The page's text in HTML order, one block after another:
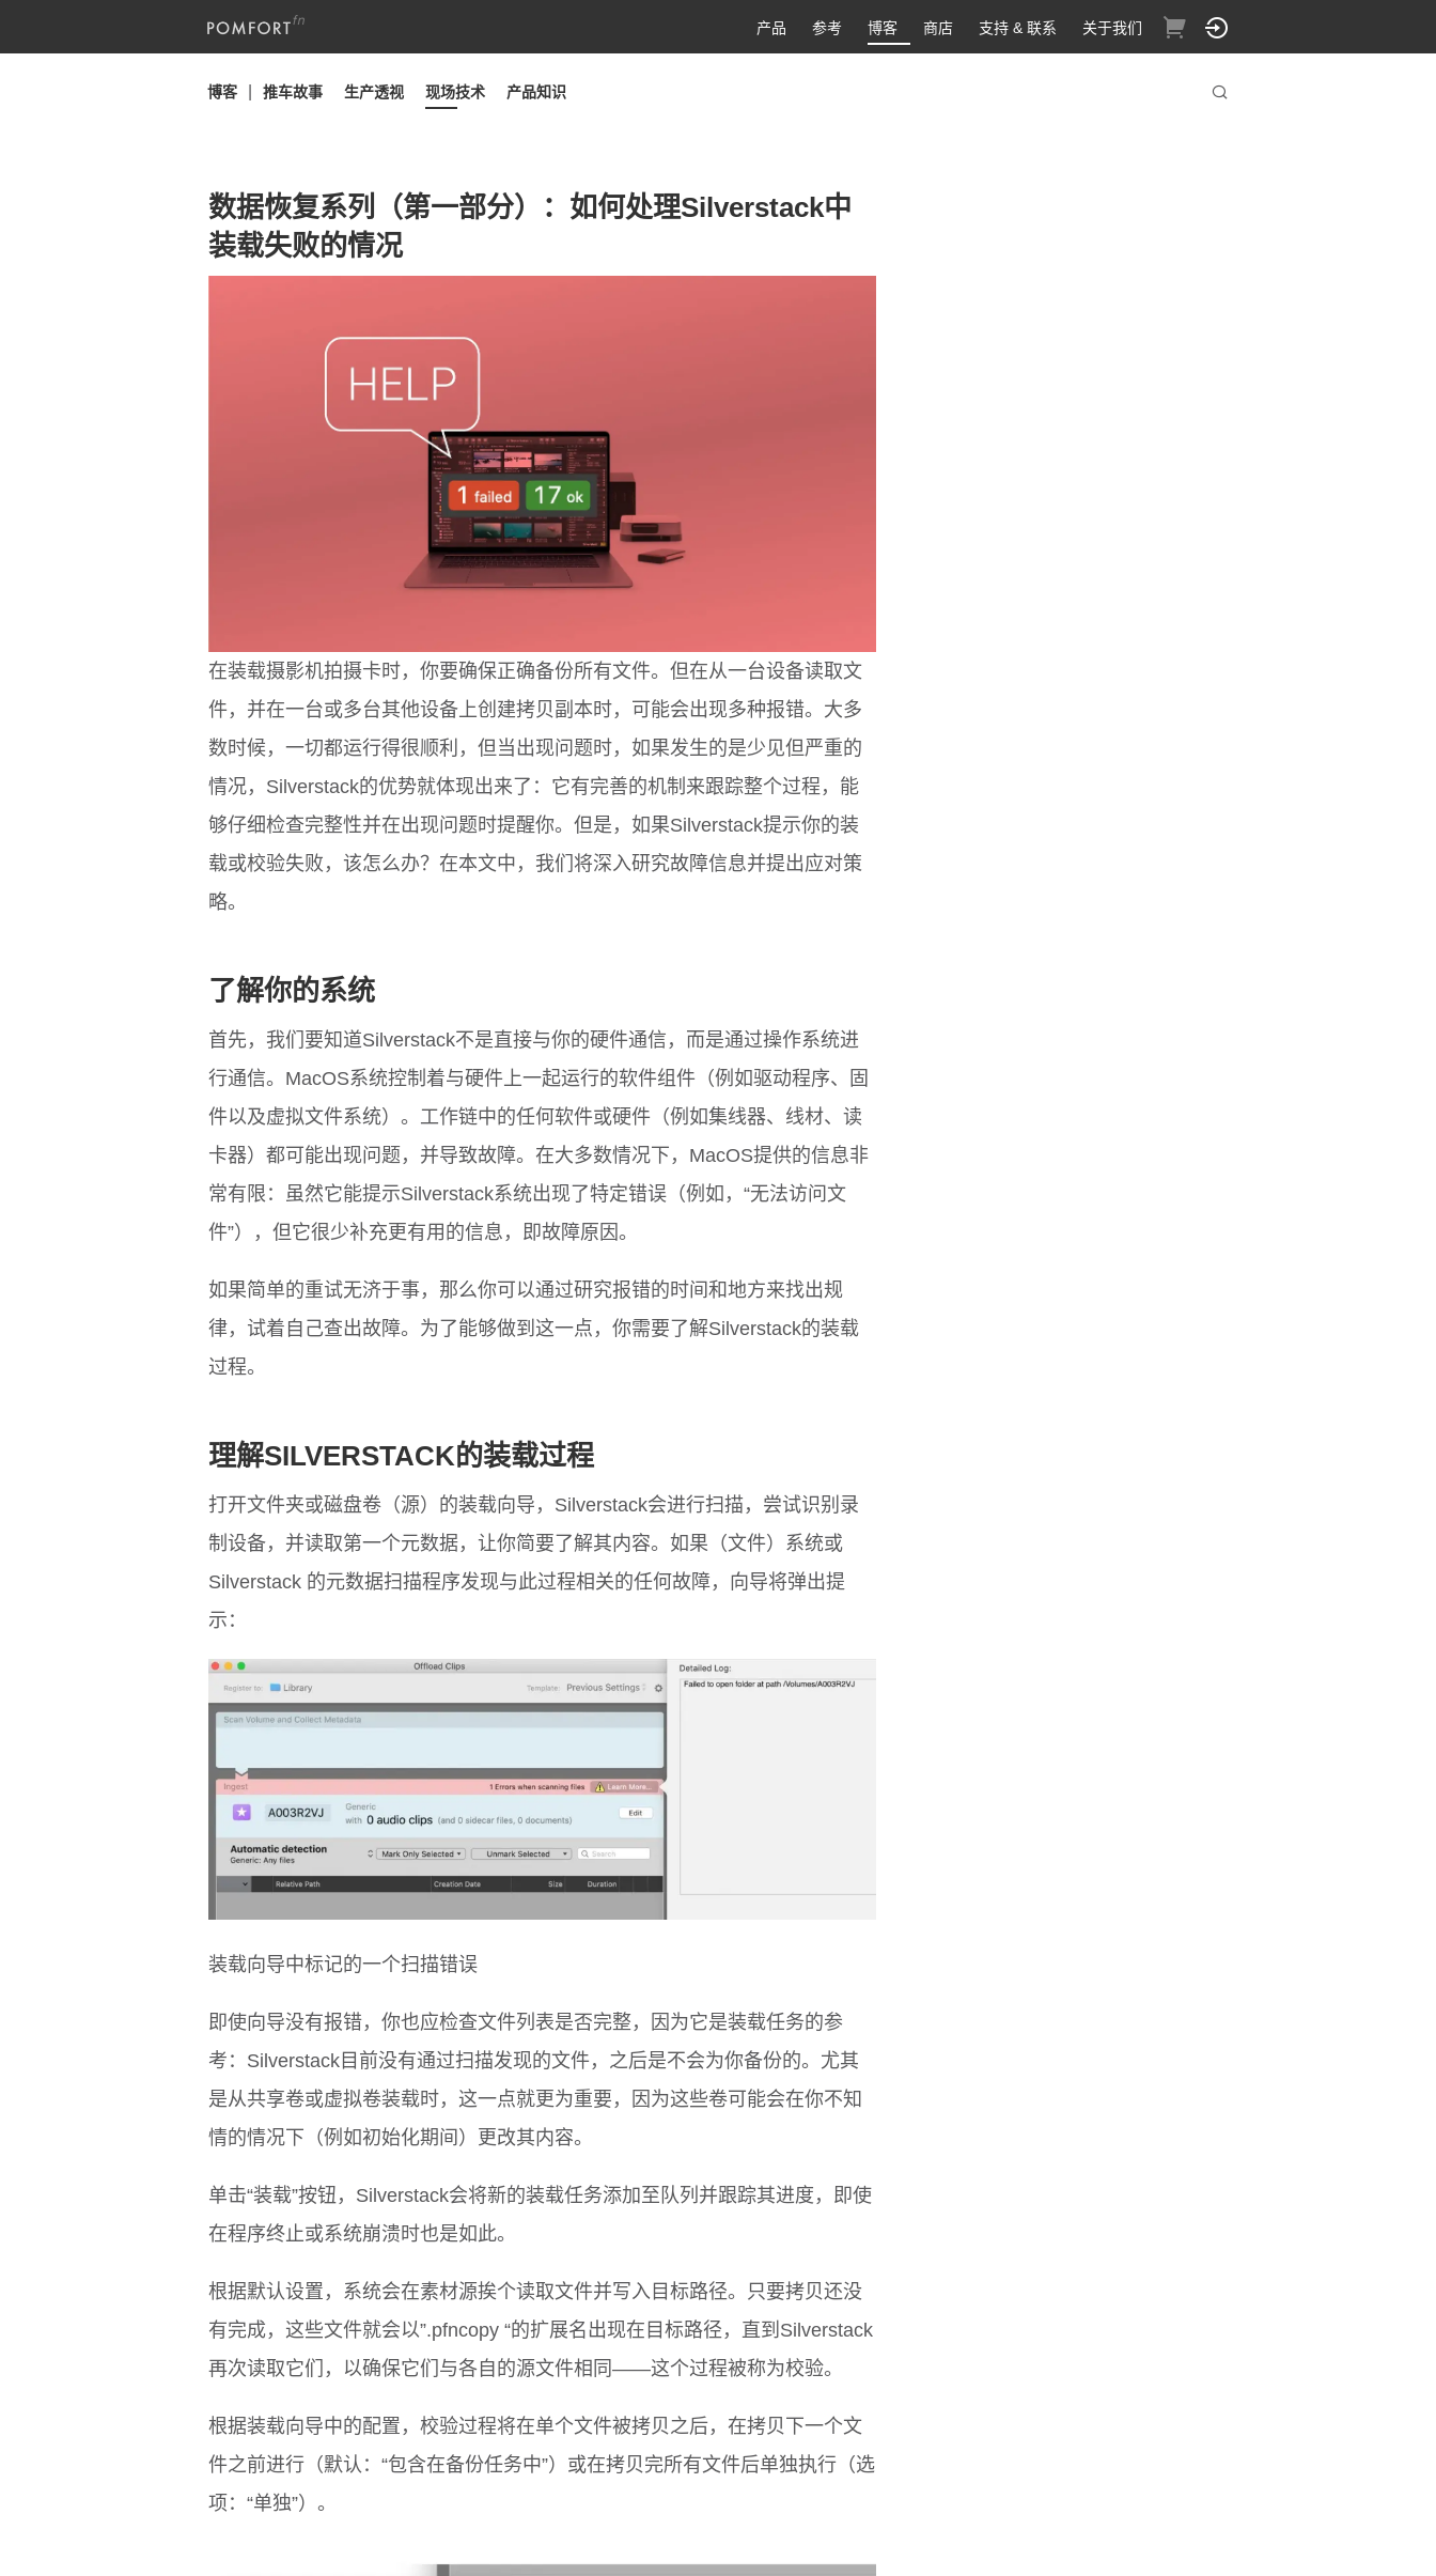
产品 参考 博客 商店 支持 & 联系 关于我们
博客 推车故事 生产透视 现场技术 产品知识
数据恢复系列（第一部分）：如何处理Silverstack中
装载失败的情况
在装载摄影机拍摄卡时，你要确保正确备份所有文件。但在从一台设备读取文
件，并在一台或多台其他设备上创建拷贝副本时，可能会出现多种报错。大多
数时候，一切都运行得很顺利，但当出现问题时，如果发生的是少见但严重的
情况，Silverstack的优势就体现出来了：它有完善的机制来跟踪整个过程，能
够仔细检查完整性并在出现问题时提醒你。但是，如果Silverstack提示你的装
载或校验失败，该怎么办？在本文中，我们将深入研究故障信息并提出应对策
略。
了解你的系统
首先，我们要知道Silverstack不是直接与你的硬件通信，而是通过操作系统进
行通信。MacOS系统控制着与硬件上一起运行的软件组件（例如驱动程序、固
件以及虚拟文件系统）。工作链中的任何软件或硬件（例如集线器、线材、读
卡器）都可能出现问题，并导致故障。在大多数情况下，MacOS提供的信息非
常有限：虽然它能提示Silverstack系统出现了特定错误（例如，“无法访问文
件”），但它很少补充更有用的信息，即故障原因。
如果简单的重试无济于事，那么你可以通过研究报错的时间和地方来找出规
律，试着自己查出故障。为了能够做到这一点，你需要了解Silverstack的装载
过程。
理解SILVERSTACK的装载过程
打开文件夹或磁盘卷（源）的装载向导，Silverstack会进行扫描，尝试识别录
制设备，并读取第一个元数据，让你简要了解其内容。如果（文件）系统或
Silverstack 的元数据扫描程序发现与此过程相关的任何故障，向导将弹出提
示：
装载向导中标记的一个扫描错误
即使向导没有报错，你也应检查文件列表是否完整，因为它是装载任务的参
考：Silverstack目前没有通过扫描发现的文件，之后是不会为你备份的。尤其
是从共享卷或虚拟卷装载时，这一点就更为重要，因为这些卷可能会在你不知
情的情况下（例如初始化期间）更改其内容。
单击“装载”按钮，Silverstack会将新的装载任务添加至队列并跟踪其进度，即使
在程序终止或系统崩溃时也是如此。
根据默认设置，系统会在素材源挨个读取文件并写入目标路径。只要拷贝还没
有完成，这些文件就会以”.pfncopy “的扩展名出现在目标路径，直到Silverstack
再次读取它们，以确保它们与各自的源文件相同——这个过程被称为校验。
根据装载向导中的配置，校验过程将在单个文件被拷贝之后，在拷贝下一个文
件之前进行（默认：“包含在备份任务中”）或在拷贝完所有文件后单独执行（选
项：“单独”）。